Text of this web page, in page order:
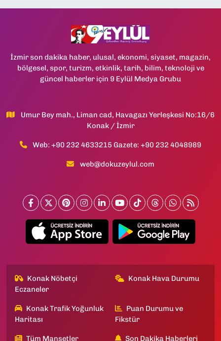
İzmir son dakika haber, ulusal, ekonomi, siyaset, magazin,
bölgesel, spor, turizm, etkinlik, tarih, bilim, teknoloji ve
güncel haberler için 9 Eylül Medya Grubu
Umur Bey mah., Liman cad, Havagazı Yerleşkesi No:16/6
Konak / İzmir
Web: +90 232 4633215 Gazete: +90 232 4048989
web@dokuzeylul.com
Konak Nöbetçi
Eczaneler
Konak Hava Durumu
Konak Trafik Yoğunluk
Haritası
Puan Durumu ve
Fikstür
Tüm Manşetler Son Dakika Haberleri